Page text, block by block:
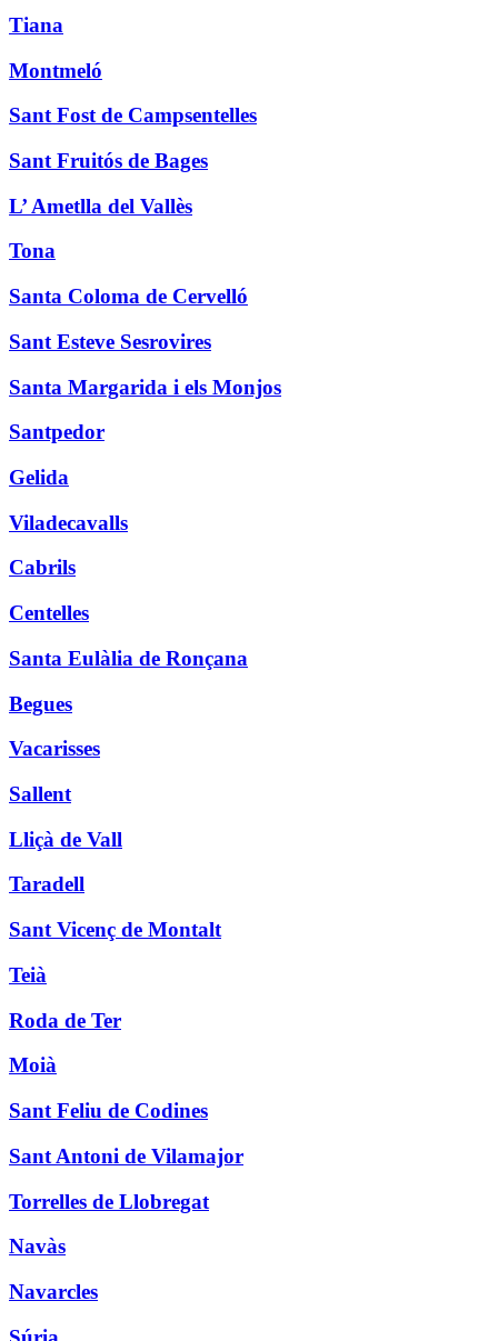
Tiana
Montmeló
Sant Fost de Campsentelles
Sant Fruitós de Bages
L’ Ametlla del Vallès
Tona
Santa Coloma de Cervelló
Sant Esteve Sesrovires
Santa Margarida i els Monjos
Santpedor
Gelida
Viladecavalls
Cabrils
Centelles
Santa Eulàlia de Ronçana
Begues
Vacarisses
Sallent
Lliçà de Vall
Taradell
Sant Vicenç de Montalt
Teià
Roda de Ter
Moià
Sant Feliu de Codines
Sant Antoni de Vilamajor
Torrelles de Llobregat
Navàs
Navarcles